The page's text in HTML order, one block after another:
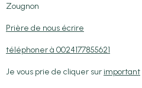
Zougnon
Prière de nous écrire
téléphoner à 0024177855621
Je vous prie de cliquer sur important